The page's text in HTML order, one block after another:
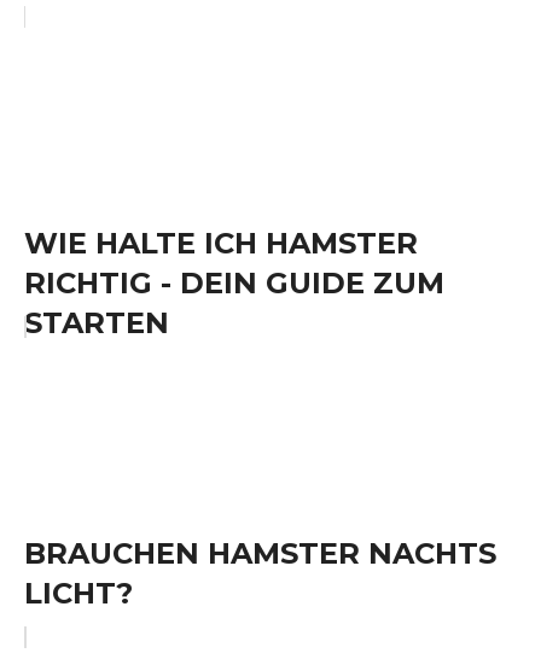
WIE HALTE ICH HAMSTER
RICHTIG - DEIN GUIDE ZUM
STARTEN
BRAUCHEN HAMSTER NACHTS
LICHT?